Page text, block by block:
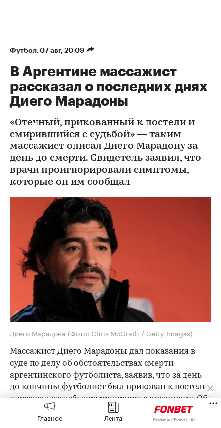
Футбол⁠, 07 авг, 20:09
В Аргентине массажист
рассказал о последних днях
Диего Марадоны
«Отечный, прикованный к постели и
смирившийся с судьбой» — таким
массажист описал Диего Марадону за
день до смерти. Свидетель заявил, что
врачи проигнорировали симптомы,
которые он им сообщал
Диего Марадона (Фото: Chris McGrath / Getty Images)
Массажист Диего Марадоны дал показания в
суде по делу об обстоятельствах смерти
аргентинского футболиста, заявив, что за день
до кончины футболист был прикован к постели
и страдал от избытка жидкости в организме. Об
сообщает
Главное Лента Реклама, «Фонбет ТВ»